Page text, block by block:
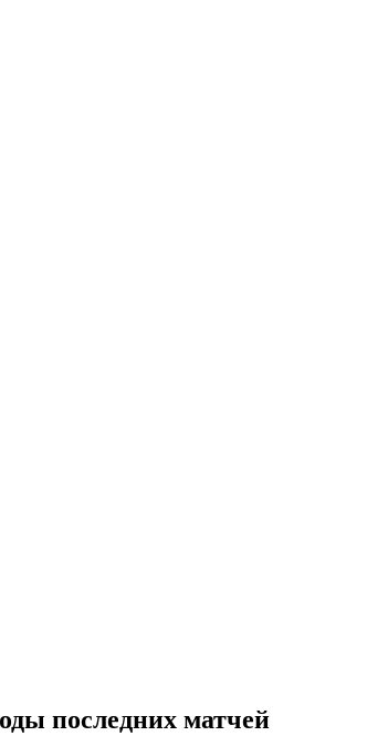
последних матчей